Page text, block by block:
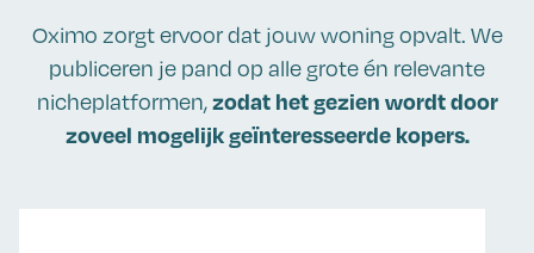
Oximo zorgt ervoor dat jouw woning opvalt. We
publiceren je pand op alle grote én relevante
nicheplatformen,zodat het gezien wordt door
zoveel mogelijk geïnteresseerde kopers.